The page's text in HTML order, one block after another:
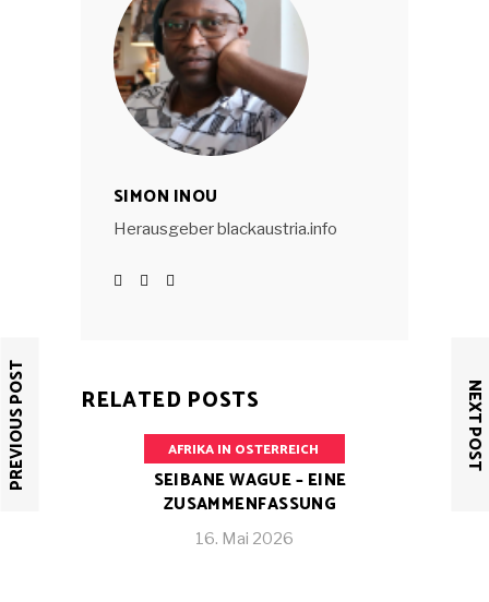
SIMON INOU
Herausgeber blackaustria.info
PREVIOUS POST NEXT POST
RELATED POSTS
AFRIKA IN OSTERREICH
SEIBANE WAGUE – EINE
ZUSAMMENFASSUNG
16. Mai 2026